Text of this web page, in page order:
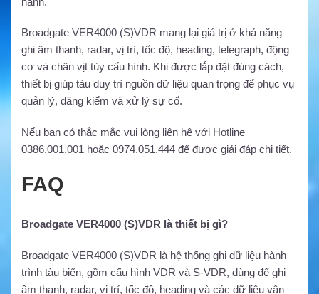
Broadgate VER4000 (S)VDR mang lại giá trị ở khả năng
ghi âm thanh, radar, vị trí, tốc độ, heading, telegraph, động
cơ và chân vịt tùy cấu hình. Khi được lắp đặt đúng cách,
thiết bị giúp tàu duy trì nguồn dữ liệu quan trọng để phục vụ
quản lý, đăng kiểm và xử lý sự cố.
Nếu bạn có thắc mắc vui lòng liên hệ với Hotline
0386.001.001 hoặc 0974.051.444 để được giải đáp chi tiết.
FAQ
Broadgate VER4000 (S)VDR là thiết bị gì?
Broadgate VER4000 (S)VDR là hệ thống ghi dữ liệu hành
trình tàu biển, gồm cấu hình VDR và S-VDR, dùng để ghi
âm thanh, radar, vị trí, tốc độ, heading và các dữ liệu vận